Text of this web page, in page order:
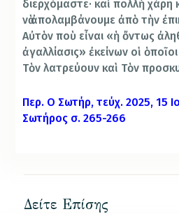
διερχόμαστε· καὶ πολλὴ χάρη
νὰ ἀπολαμβάνουμε ἀπὸ τὴν
Αὐτὸν ποὺ εἶναι «ἡ ὄντως
ἀγαλλίασις» ἐκείνων οἱ
Τὸν λατρεύουν καὶ Τὸν
Περ. Ο Σωτήρ, τεύχ. 2025, 15
Σωτήρος σ. 265-266
Δείτε Επίσης